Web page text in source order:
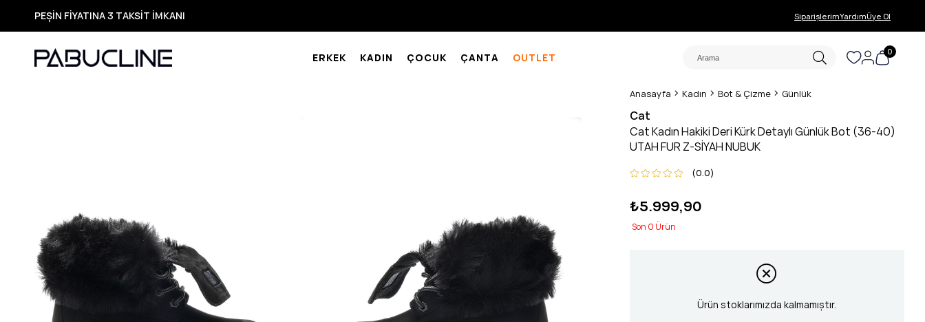
TÜM ÜRÜNLERDE ÜCRETSİZ KARGO
Yeni Sezon Ürünlerde Özel Fırsatlar
Seçili Ürünlerde Hızlı Teslimat
SiparişlerimYardımÜye Ol
ERKEK KADIN ÇOCUK ÇANTA OUTLET 0
Anasayfa Kadın Bot & Çizme Günlük
Cat
Cat Kadın Hakiki Deri Kürk Detaylı Günlük Bot (36-40)
UTAH FUR Z-SİYAH NUBUK
0.0
₺5.999,90
0
Ürün stoklarımızda kalmamıştır.